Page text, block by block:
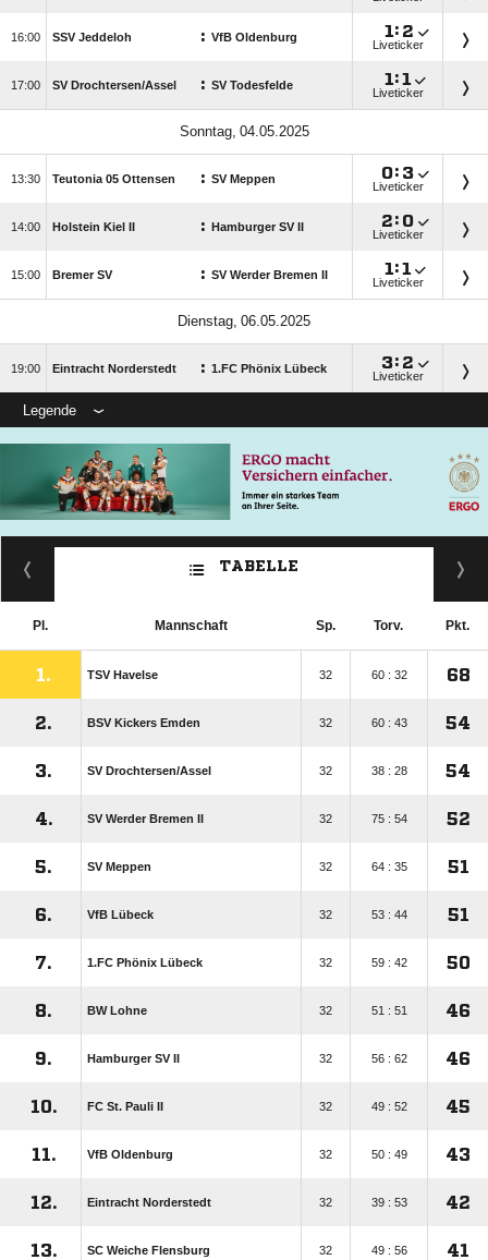
 SSV Jeddeloh : VfB Oldenburg  : 
Liveticker
 SV Drochtersen/​Assel : SV Todesfelde  :
Liveticker
 
 Teutonia 05 Ottensen : SV Meppen : 
Liveticker
 Holstein Kiel II : Hamburger SV II : 
Liveticker
 Bremer SV : SV Werder Bremen II  :
Liveticker
 
 Eintracht Norderstedt : 1.FC Phönix Lübeck : 
Liveticker
Legende
TABELLE
Pl. Mannschaft Sp. Torv. Pkt.
1. TSV Havelse 32 60 : 32 68
2. BSV Kickers Emden 32 60 : 43 54
3. SV Drochtersen/​Assel 32 38 : 28 54
4. SV Werder Bremen II 32 75 : 54 52
5. SV Meppen 32 64 : 35 51
6. VfB Lübeck 32 53 : 44 51
7. 1.FC Phönix Lübeck 32 59 : 42 50
8. BW Lohne 32 51 : 51 46
9. Hamburger SV II 32 56 : 62 46
10. FC St. Pauli II 32 49 : 52 45
11. VfB Oldenburg 32 50 : 49 43
12. Eintracht Norderstedt 32 39 : 53 42
13. SC Weiche Flensburg 32 49 : 56 41